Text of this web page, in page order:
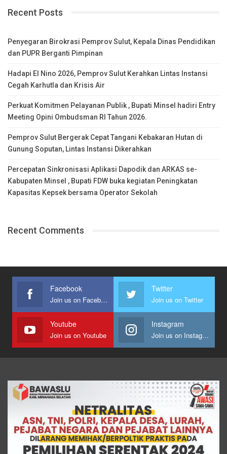
Recent Posts
Penyegaran Birokrasi Pemprov Sulut, Kepala Dinas Pendidikan
dan PUPR Berganti Pimpinan
Hadapi El Nino 2026, Pemprov Sulut Kerahkan Lintas Instansi
Cegah Karhutla dan Krisis Air
Perkuat Komitmen Pelayanan Publik , Bupati Minsel hadiri Entry
Meeting Opini Ombudsman RI Tahun 2026.
Pemprov Sulut Bergerak Cepat Tangani Kebakaran Hutan di
Gunung Soputan, Lintas Instansi Dikerahkan
Percepatan Sinkronisasi Aplikasi Dapodik dan ARKAS se-
Kabupaten Minsel , Bupati FDW buka kegiatan Peningkatan
Kapasitas Kepsek bersama Operator Sekolah
Recent Comments
Facebook
Join us on Facebook
Twitter
Join us on Twitter
Youtube
Join us on Youtube
Instagram
Join us on Instagram